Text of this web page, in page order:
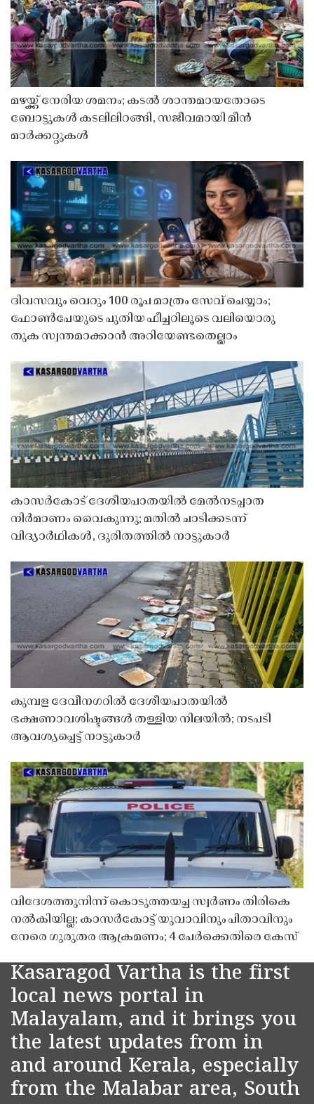
മഴയ്ക്ക് നേരിയ ശമനം; കടൽ ശാന്തമായതോടെ
ബോട്ടുകൾ കടലിലിറങ്ങി, സജീവമായി മീൻ
മാർക്കറ്റുകൾ
ദിവസവും വെറും 100 രൂപ മാത്രം സേവ് ചെയ്യാം;
ഫോൺപേയുടെ പുതിയ ഫീച്ചറിലൂടെ വലിയൊരു
തുക സ്വന്തമാക്കാൻ അറിയേണ്ടതെല്ലാം
കാസർകോട് ദേശീയപാതയിൽ മേൽനടപ്പാത
നിർമാണം വൈകുന്നു; മതിൽ ചാടിക്കടന്ന്
വിദ്യാർഥികൾ, ദുരിതത്തിൽ നാട്ടുകാർ
കുമ്പള ദേവീനഗറിൽ ദേശീയപാതയിൽ
ഭക്ഷണാവശിഷ്ടങ്ങൾ തള്ളിയ നിലയിൽ; നടപടി
ആവശ്യപ്പെട്ട് നാട്ടുകാർ
വിദേശത്തുനിന്ന് കൊടുത്തയച്ച സ്വർണം തിരികെ
നൽകിയില്ല; കാസർകോട്ട് യുവാവിനും പിതാവിനും
നേരെ ഗുരുതര ആക്രമണം; 4 പേർക്കെതിരെ കേസ്
Kasaragod Vartha is the first
local news portal in
Malayalam, and it brings you
the latest updates from in
and around Kerala, especially
from the Malabar area, South